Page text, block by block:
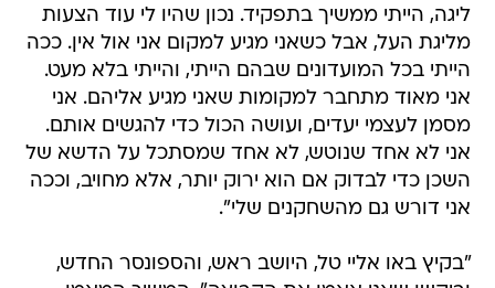
ליגה, הייתי ממשיך בתפקיד. נכון שהיו לי עוד הצעות
מליגת העל, אבל כשאני מגיע למקום אני אול אין. ככה
הייתי בכל המועדונים שבהם הייתי, והייתי בלא מעט.
אני מאוד מתחבר למקומות שאני מגיע אליהם. אני
מסמן לעצמי יעדים, ועושה הכול כדי להגשים אותם.
אני לא אחד שנוטש, לא אחד שמסתכל על הדשא של
השכן כדי לבדוק אם הוא ירוק יותר, אלא מחויב, וככה
אני דורש גם מהשחקנים שלי".
"בקיץ באו אליי טל, היושב ראש, והספונסר החדש,